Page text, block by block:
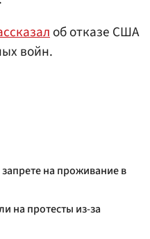
об отказе США
войн.
на проживание в
на протесты из-за